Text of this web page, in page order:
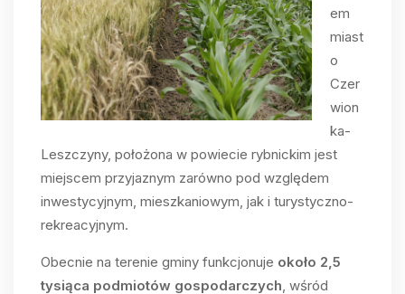
em
miast
o
Czer
wion
ka-
Leszczyny, położona w powiecie rybnickim jest
miejscem przyjaznym zarówno pod względem
inwestycyjnym, mieszkaniowym, jak i turystyczno-
rekreacyjnym.
Obecnie na terenie gminy funkcjonuje około 2,5
tysiąca podmiotów gospodarczych, wśród